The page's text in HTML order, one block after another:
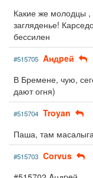
Какие же молодцы ,
загляденье!
бессилен
#515705 Aндpeй
В Бремене, чую,
дают огня)
#515704 Troyan
Паша, там
#515703 Corvus